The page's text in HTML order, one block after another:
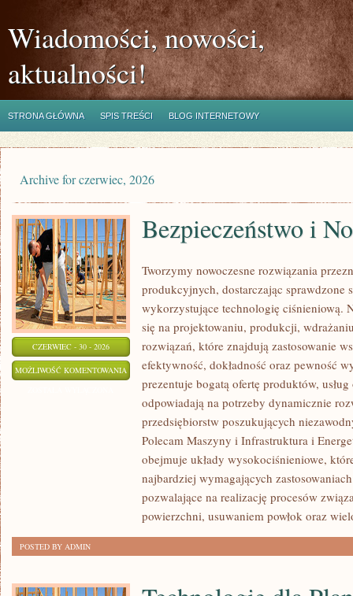
Wiadomości, nowości,
aktualności!
STRONA GŁÓWNA SPIS TREŚCI BLOG INTERNETOWY
Archive for czerwiec, 2026
CZERWIEC - 30 - 2026
MOŻLIWOŚĆ KOMENTOWANIA BEZPIECZEŃSTWO
NORMY
Bezpieczeństwo i
Tworzymy nowoczesne rozwiązania
produkcyjnych, dostarczając sprawdzone
wykorzystujące technologię ciśnieniową.
się na projektowaniu, produkcji,
rozwiązań, które znajdują zastosowanie
efektywność, dokładność oraz pewność
prezentuje bogatą ofertę produktów,
odpowiadają na potrzeby dynamicznie
przedsiębiorstw poszukujących
Polecam Maszyny i Infrastruktura i
obejmuje układy wysokociśnieniowe,
najbardziej wymagających
pozwalające na realizację procesów
powierzchni, usuwaniem powłok oraz
POSTED BY ADMIN